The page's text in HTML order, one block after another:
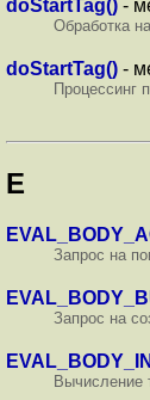
doStartTag() -
Обработка
doStartTag() -
Процессинг
E
Запрос на
Запрос на
Вычисление